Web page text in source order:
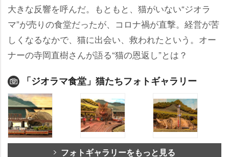
大きな反響を呼んだ。もともと、猫がいない“ジオラ
マ”が売りの食堂だったが、コロナ禍が直撃。経営が苦
しくなるなかで、猫に出会い、救われたという。オー
ナーの寺岡直樹さんが語る“猫の恩返し”とは？
「ジオラマ食堂」猫たちフォトギャラリー
フォトギャラリーをもっと見る